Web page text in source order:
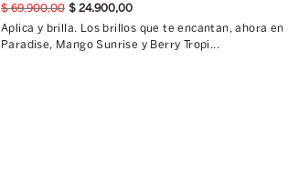
$ 69.900,00 $ 24.900,00
Aplica y brilla. Los brillos que te encantan, ahora en
Paradise, Mango Sunrise y Berry Tropi...